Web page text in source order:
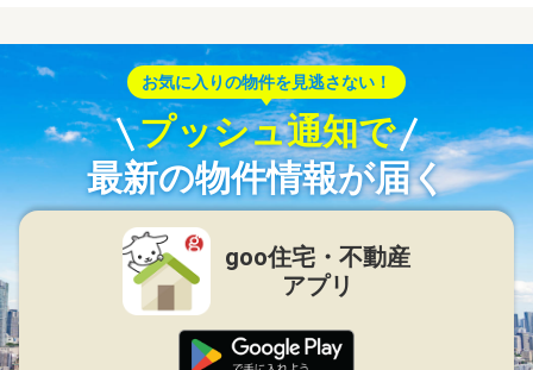
お気に入りの物件を見逃さない！
プッシュ通知で
最新の物件情報が届く
goo住宅・不動産
アプリ